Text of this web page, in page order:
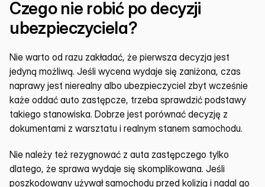
Czego nie robić po decyzji
ubezpieczyciela?
Nie warto od razu zakładać, że pierwsza decyzja jest
jedyną możliwą. Jeśli wycena wydaje się zaniżona, czas
naprawy jest nierealny albo ubezpieczyciel zbyt wcześnie
każe oddać auto zastępcze, trzeba sprawdzić podstawy
takiego stanowiska. Dobrze jest porównać decyzję z
dokumentami z warsztatu i realnym stanem samochodu.
Nie należy też rezygnować z auta zastępczego tylko
dlatego, że sprawa wydaje się skomplikowana. Jeśli
poszkodowany używał samochodu przed kolizją i nadal go